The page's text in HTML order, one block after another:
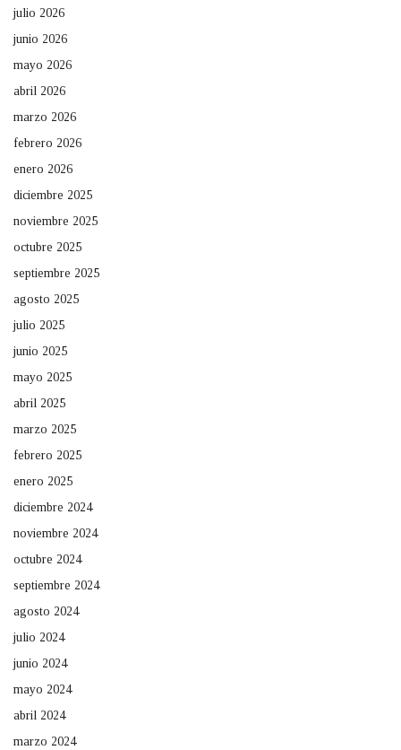
julio 2026
junio 2026
mayo 2026
abril 2026
marzo 2026
febrero 2026
enero 2026
diciembre 2025
noviembre 2025
octubre 2025
septiembre 2025
agosto 2025
julio 2025
junio 2025
mayo 2025
abril 2025
marzo 2025
febrero 2025
enero 2025
diciembre 2024
noviembre 2024
octubre 2024
septiembre 2024
agosto 2024
julio 2024
junio 2024
mayo 2024
abril 2024
marzo 2024